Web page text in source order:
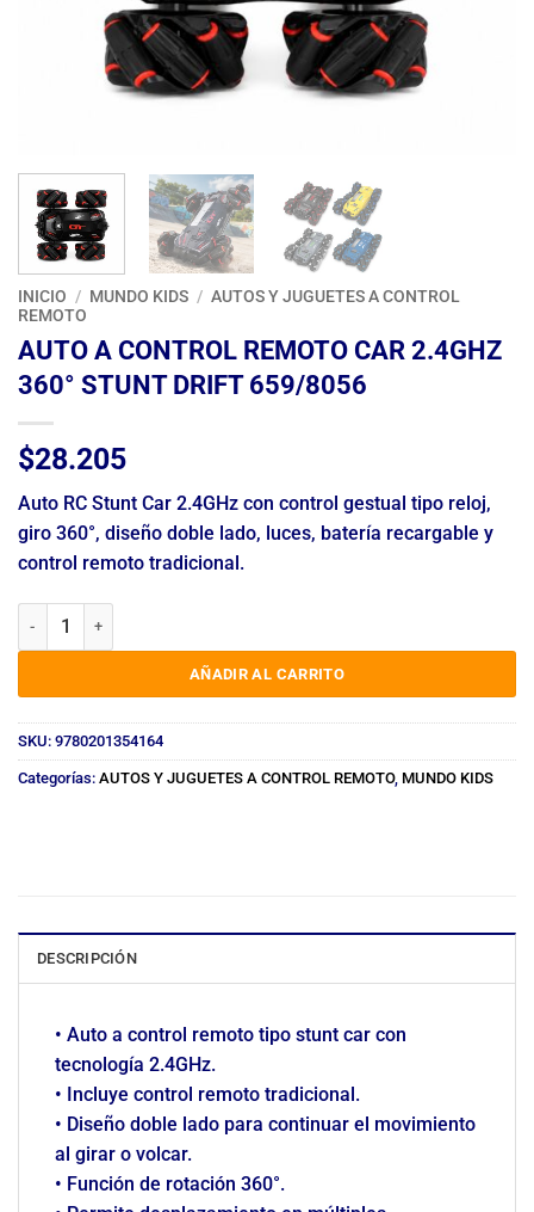
INICIO / MUNDO KIDS / AUTOS Y JUGUETES A CONTROL
REMOTO
AUTO A CONTROL REMOTO CAR 2.4GHZ
360° STUNT DRIFT 659/8056
$28.205
Auto RC Stunt Car 2.4GHz con control gestual tipo reloj,
giro 360°, diseño doble lado, luces, batería recargable y
control remoto tradicional.
AUTO A CONTROL REMOTO CAR 2.4GHZ 360° STUNT DRIFT 659/
AÑADIR AL CARRITO
SKU: 9780201354164
Categorías: AUTOS Y JUGUETES A CONTROL REMOTO, MUNDO KIDS
DESCRIPCIÓN
• Auto a control remoto tipo stunt car con
tecnología 2.4GHz.
• Incluye control remoto tradicional.
• Diseño doble lado para continuar el movimiento
al girar o volcar.
• Función de rotación 360°.